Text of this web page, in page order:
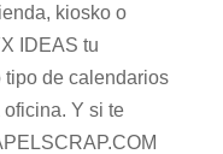
kiosko o
IDEAS tu
tipo de calendarios
Y si te